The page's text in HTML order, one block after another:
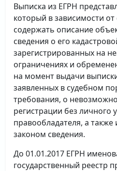
Выписка из ЕГРН
который в зависимости
содержать описание
сведения о его
зарегистрированных на
ограничениях и
на момент выдачи
заявленных в судебном
требования, о
регистрации без личного
правообладателя, а
законом сведения.
До 01.01.2017 ЕГРН
государственный реестр